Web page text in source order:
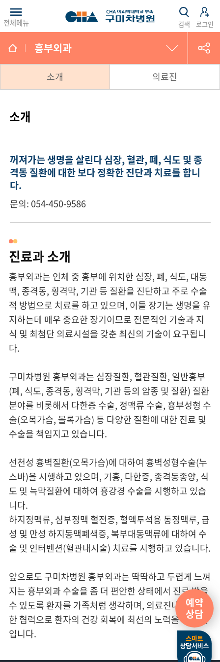
전체메뉴 검색 로그인
흉부외과
소화기내과
신장내과
호흡기내과
감염 내과
외과
정형외과
신경외과
흉부외과
산부인과
소아청소년과
안과
이비인후과
비뇨의학과
정신건강의학과
가정의학과
치과
응급의학과
소개 의료진
소개
꺼져가는 생명을 살린다심장, 혈관, 폐, 식도 및 종
격동 질환에 대한보다 정확한 진단과 치료를 합니
다.
문의: 054-450-9586
진료과 소개
흉부외과는 인체 중 흉부에 위치한 심장, 폐, 식도, 대동
맥, 종격동, 횡격막, 기관 등 질환을 진단하고 주로 수술
적 방법으로 치료를 하고 있으며, 이들 장기는 생명을 유
지하는데 매우 중요한 장기이므로 전문적인 기술과 지
식 및 최첨단 의료시설을 갖춘 최신의 기술이 요구됩니
다.
구미차병원 흉부외과는 심장질환, 혈관질환, 일반흉부
(폐, 식도, 종격동, 횡격막, 기관 등의 암종 및 질환) 질환
분야를 비롯해서 다한증 수술, 정맥류 수술, 흉부성형 수
술(오목가슴, 볼록가슴) 등 다양한 질환에 대한 진료 및
수술을 책임지고 있습니다.
선천성 흉벽질환(오목가슴)에 대하여 흉벽성형수술(누
스바)을 시행하고 있으며, 기흉, 다한증, 종격동종양, 식
도 및 늑막질환에 대하여 흉강경 수술을 시행하고 있습
니다.
하지정맥류, 심부정맥 혈전증, 혈액투석용 동정맥루, 급
성 및 만성 하지동맥폐색증, 복부대동맥류에 대하여 수
술 및 인터벤션(혈관내시술) 치료를 시행하고 있습니다.
앞으로도 구미차병원 흉부외과는 딱딱하고 두렵게 느껴
지는 흉부외과 수술을 좀 더 편안한 상태에서 진료 받을
수 있도록 환자를 가족처럼 생각하며, 의료진내의 활발
한 협력으로 환자의 건강 회복에 최선의 노력을 다할 것
입니다.
예약
상담